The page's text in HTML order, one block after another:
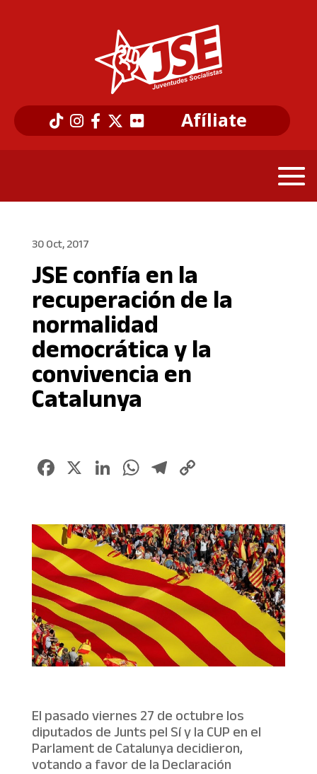
Afíliate
30 Oct, 2017
JSE confía en la
recuperación de la
normalidad
democrática y la
convivencia en
Catalunya
Facebook
X LinkedIn
WhatsApp
Telegram
El pasado viernes 27 de octubre los
diputados de Junts pel Sí y la CUP en el
Parlament de Catalunya decidieron,
votando a favor de la Declaración